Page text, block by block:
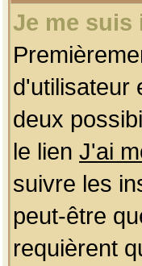
Je me suis
d'utilisateur
deux
le lien J'ai
suivre les
peut-être
requièrent